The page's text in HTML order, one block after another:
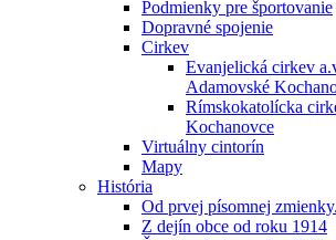
Podmienky pre športovanie
Dopravné spojenie
Cirkev
Evanjelická cirkev
Adamovské
Rímskokatolícka
Kochanovce
Virtuálny cintorín
Mapy
História
Od prvej písomnej
Z dejín obce od roku 1914